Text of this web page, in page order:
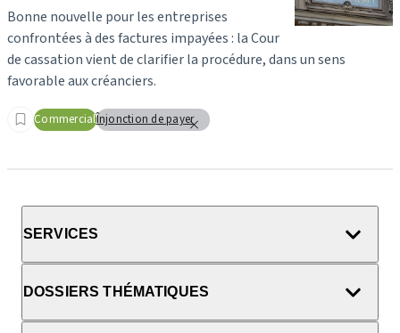
Bonne nouvelle pour les entreprises
confrontées à des factures impayées : la Cour
de cassation vient de clarifier la procédure, dans un sens
favorable aux créanciers.
CommercialÎnjonction de payer
SERVICES
DOSSIERS THÉMATIQUES